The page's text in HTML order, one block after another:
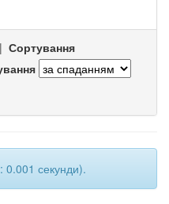
| Сортування
0.001 секунди).